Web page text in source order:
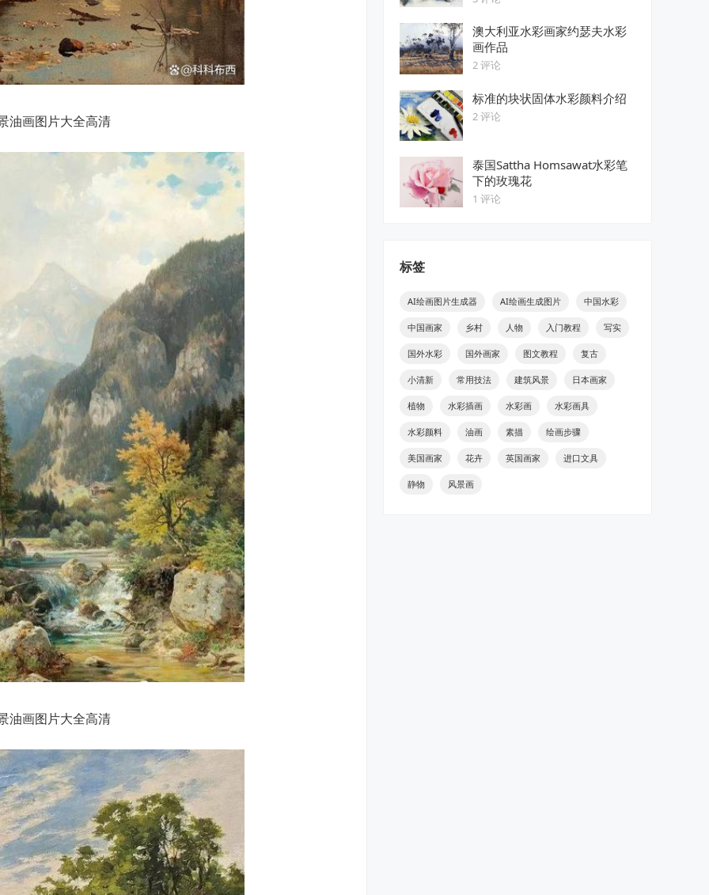
油画图片大全高清
油画图片大全高清
澳大利亚水彩画家约瑟夫水彩
画作品
2 评论
标准的块状固体水彩颜料介绍
2 评论
泰国Sattha Homsawat水彩笔
下的玫瑰花
1 评论
标签
AI绘画图片生成器 AI绘画生成图片 中国水彩
中国画家 乡村 人物 入门教程 写实
国外水彩 国外画家 图文教程 复古
小清新 常用技法 建筑风景 日本画家
植物 水彩插画 水彩画 水彩画具
水彩颜料 油画 素描 绘画步骤
美国画家 花卉 英国画家 进口文具
静物 风景画